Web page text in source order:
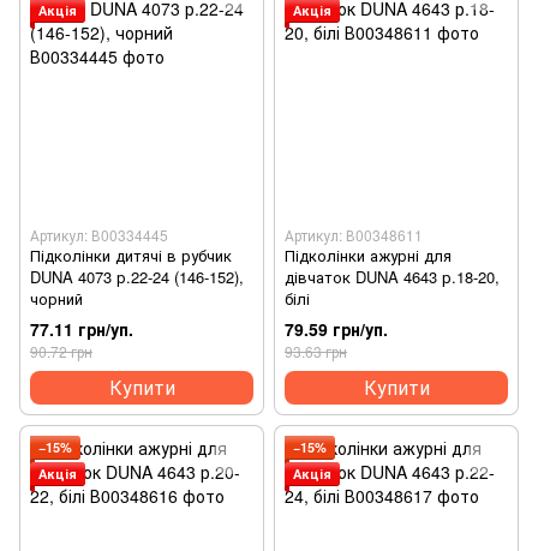
Акція
Артикул: В00334445
Підколінки дитячі в рубчик
DUNA 4073 р.22-24 (146-152),
чорний
77.11 грн/уп.
90.72 грн
Купити
Акція
Артикул: В00348611
Підколінки ажурні для
дівчаток DUNA 4643 р.18-20,
білі
79.59 грн/уп.
93.63 грн
Купити
−15%
Акція
−15%
Акція